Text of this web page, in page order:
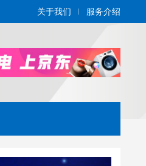
关于我们 服务介绍